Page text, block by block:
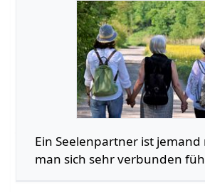
Ein Seelenpartner ist jemand
man sich sehr verbunden